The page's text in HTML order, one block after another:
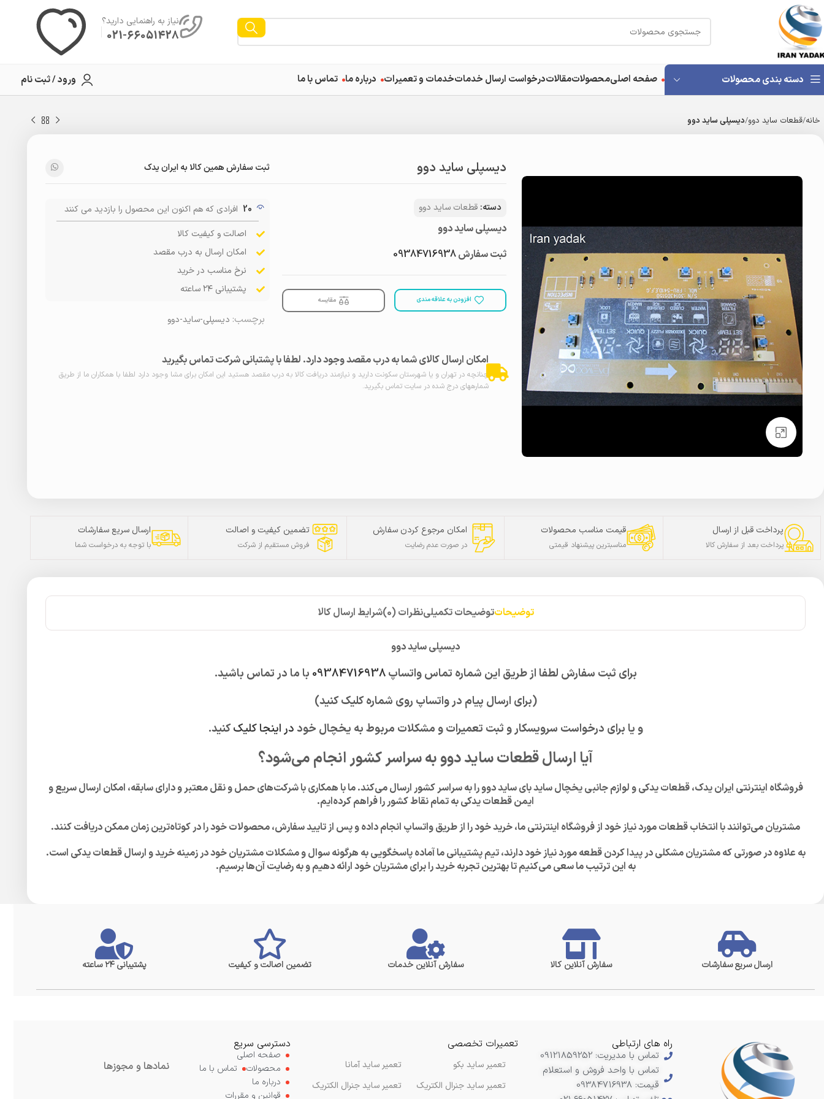
نیاز به راهنمایی دارید؟
021-66051428
دسته بندی محصولات صفحه اصلیمحصولاتمقالاتدرخواست ارسال خدماتخدمات و تعمیرات درباره ما تماس با ما ورود / ثبت نام
خانه قطعات ساید دوو دیسپلی ساید دوو
دیسپلی ساید دوو ثبت سفارش همین کالا به ایران یدک
دسته: قطعات ساید دوو
دیسپلی ساید دوو
ثبت سفارش09384716938
افزودن به علاقه مندی مقایسه
20 افرادی که هم اکنون این محصول را بازدید می کنند
اصالت و کیفیت کالا
امکان ارسال به درب مقصد
نرخ مناسب در خرید
پشتیبانی ۲۴ ساعته
برچسب: دیسپلی-ساید-دوو
امکان ارسال کالای شما به درب مقصد وجود دارد. لطفا با پشتبانی شرکت تماس بگیرید
چنانچه در تهران و یا شهرستان سکونت دارید و نیازمند دریافت کالا به درب مقصد هستید این امکان برای مشا وجود دارد لطفا با همکاران ما از طریق
شمارههای درج شده در سایت تماس بگیرید.
پرداخت قبل از ارسال
پرداخت بعد از سفارش کالا
قیمت مناسب محصولات
مناسبترین پیشنهاد قیمتی
امکان مرجوع کردن سفارش
در صورت عدم رضایت
تضمین کیفیت و اصالت
فروش مستقیم از شرکت
ارسال سریع سفارشات
با توجه به درخواست شما
توضیحاتتوضیحات تکمیلینظرات (0) شرایط ارسال کالا
دیسپلی ساید دوو
برای ثبت سفارش لطفا از طریق این شماره تماس واتساپ 09384716938 با ما در تماس باشید.
(برای ارسال پیام در واتساپ روی شماره کلیک کنید)
و یا برای درخواست سرویسکار و ثبت تعمیرات و مشکلات مربوط به یخچال خوددر اینجا کلیککنید.
آیا ارسال قطعات ساید دوو به سراسر کشور انجام می‌شود؟
فروشگاه اینترنتی ایران یدک، قطعات یدکی و لوازم جانبی یخچال ساید بای ساید دوو را به سراسر کشور ارسال می‌کند. ما با همکاری با شرکت‌های حمل و نقل معتبر و دارای سابقه، امکان ارسال سریع و
ایمن قطعات یدکی به تمام نقاط کشور را فراهم کرده‌ایم.
مشتریان می‌توانند با انتخاب قطعات مورد نیاز خود از فروشگاه اینترنتی ما، خرید خود را از طریق واتساپ انجام داده و پس از تایید سفارش، محصولات خود را در کوتاه‌ترین زمان ممکن دریافت کنند.
به علاوه در صورتی که مشتریان مشکلی در پیدا کردن قطعه مورد نیاز خود دارند، تیم پشتیبانی ما آماده پاسخگویی به هرگونه سوال و مشکلات مشتریان خود در زمینه خرید و ارسال قطعات یدکی است.
به این ترتیب ما سعی می‌کنیم تا بهترین تجربه خرید را برای مشتریان خود ارائه دهیم و به رضایت آن‌ها برسیم.
ارسال سریع سفارشات سفارش آنلاین کالا سفارش آنلاین خدمات تضمین اصالت و کیفیت پشتیبانی ۲۴ ساعته
راه های ارتباطی
تماس با مدیریت: 09121859252
تماس با واحد فروش و استعلام
قیمت: 09384716938
تعمیرات تخصصی
تعمیر ساید آمانا
تعمیر ساید جنرال الکتریک
تعمیر ساید بکو
تعمیر ساید جنرال الکتریک
دسترسی سریع
صفحه اصلی
محصولات
تماس با ما
درباره ما
قوانین و مقررات
نمادها و مجوزها